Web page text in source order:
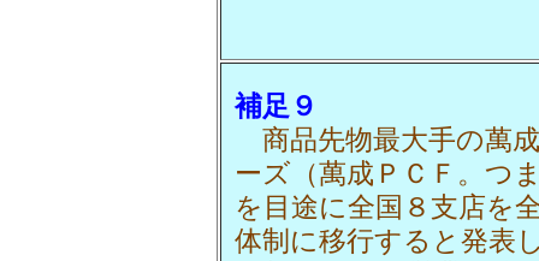
補足９
商品先物最大手の萬
ーズ（萬成ＰＣＦ。つ
を目途に全国８支店を
体制に移行すると発表